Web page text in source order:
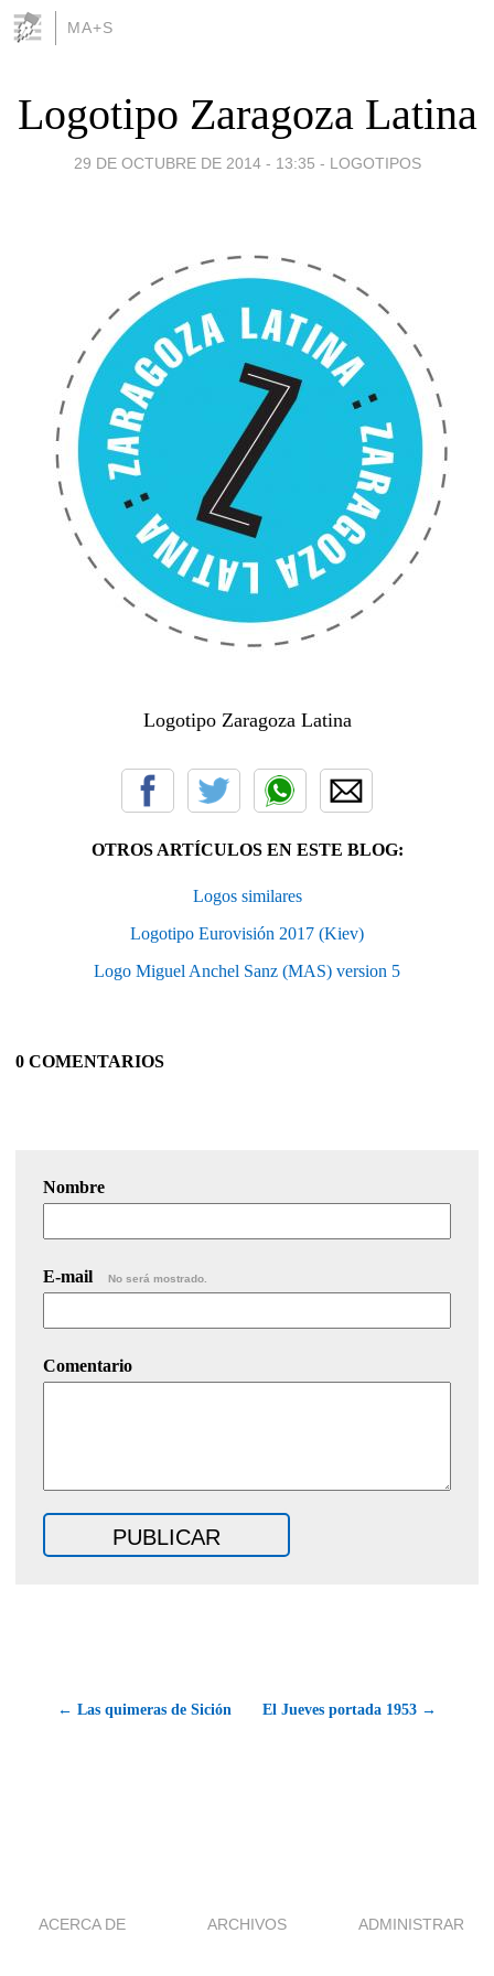
MA+S
Logotipo Zaragoza Latina
29 DE OCTUBRE DE 2014 - 13:35 - LOGOTIPOS
Logotipo Zaragoza Latina
OTROS ARTÍCULOS EN ESTE BLOG:
Logos similares
Logotipo Eurovisión 2017 (Kiev)
Logo Miguel Anchel Sanz (MAS) version 5
0 COMENTARIOS
Nombre
E-mail No será mostrado.
Comentario
← Las quimeras de Sición El Jueves portada 1953 →
ACERCA DE ARCHIVOS ADMINISTRAR